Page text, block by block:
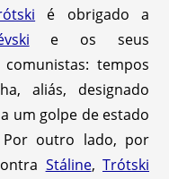
é obrigado a
e os seus
tempos
aliás, designado
um golpe de estado
outro lado, por
Stáline, Trótski